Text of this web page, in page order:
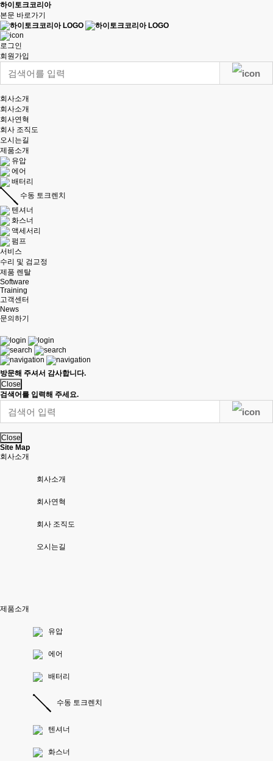
하이토크코리아
본문 바로가기
로그인
회원가입
회사소개
회사소개
회사연혁
회사 조직도
오시는길
제품소개
유압
에어
배터리
수동 토크렌치
텐셔너
화스너
액세서리
펌프
서비스
수리 및 검교정
제품 렌탈
Software
Training
고객센터
News
문의하기
방문해 주셔서 감사합니다.
Close
검색어를 입력해 주세요.
Close
Site Map
회사소개
회사소개
회사연혁
회사 조직도
오시는길
제품소개
유압
에어
배터리
수동 토크렌치
텐셔너
화스너